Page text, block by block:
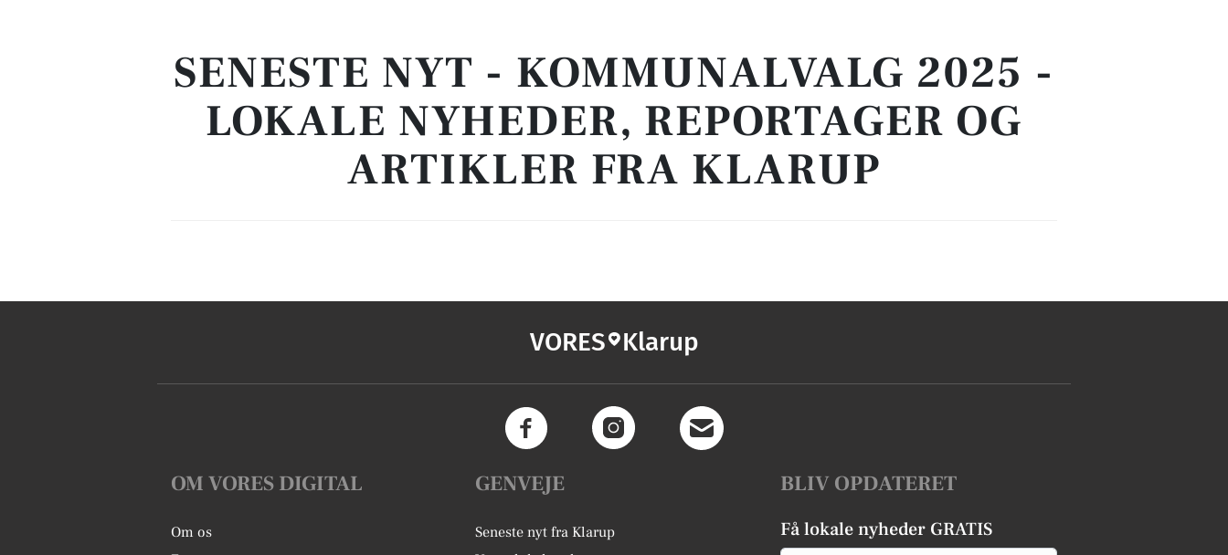
SENESTE NYT - KOMMUNALVALG 2025 -
LOKALE NYHEDER, REPORTAGER OG
ARTIKLER FRA KLARUP
VORES Klarup
OM VORES DIGITAL
Om os
GENVEJE
Seneste nyt fra Klarup
BLIV OPDATERET
Få lokale nyheder GRATIS